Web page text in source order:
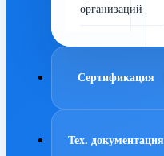
организаций
Сертификация
Тех. документация